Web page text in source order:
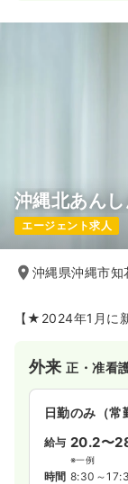
沖縄北あん
エージェント求人
沖縄県沖縄市
【★2024年1月に
外来正・准看
日勤のみ（常
給与 20.2〜
※一例
時間 8:30～